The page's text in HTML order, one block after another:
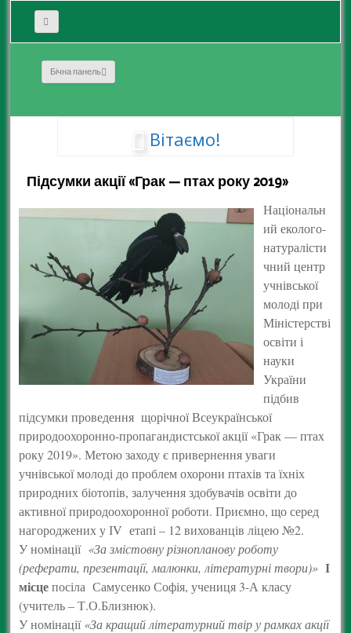
Бічна панель
Вітаємо!
Підсумки акції «Грак — птах року 2019»
Національн
ий еколого-
натуралісти
чний центр
учнівської
молоді при
Міністерстві
освіти і
науки
України
підбив
підсумки проведення щорічної Всеукраїнської
природоохоронно-пропагандистської акції «Грак — птах
року 2019». Метою заходу є привернення уваги
учнівської молоді до проблем охорони птахів та їхніх
природних біотопів, залучення здобувачів освіти до
активної природоохоронної роботи. Приємно, що серед
нагороджених у ІV етапі – 12 вихованців ліцею №2.
У номінації «За змістовну різнопланову роботу
(реферати, презентації, малюнки, літературні твори)» І
місцепосіла Самусенко Софія, учениця 3-А класу
(учитель – Т.О.Близнюк).
У номінації«За кращий літературний твір у рамках акції